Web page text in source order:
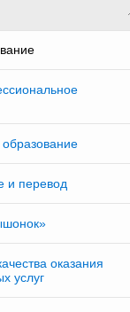
и перевод
оказания
услуг